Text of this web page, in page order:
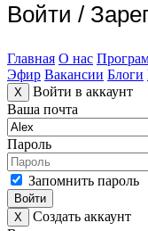
Войти /
Главная О нас
Эфир Вакансии Блоги
X
Войти в аккаунт
Ваша почта
Пароль
Запомнить пароль
Войти
X
Создать аккаунт